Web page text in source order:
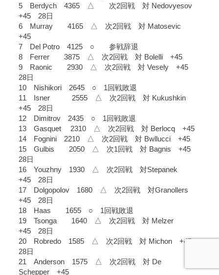
5 Berdych 4365 △ 次2回戦 対 Nedovyesov
+45 28日
6 Murray 4165 △ 次2回戦 対 Matosevic
+45
7 Del Potro 4125 ○ 参戦辞退
8 Ferrer 3875 △ 次2回戦 対 Bolelli +45
9 Raonic 2930 △ 次2回戦 対 Vesely +45
28日
10 Nishikori 2645 ○ 1回戦敗退
11 Isner 2555 △ 次2回戦 対 Kukushkin
+45 28日
12 Dimitrov 2435 ○ 1回戦敗退
13 Gasquet 2310 △ 次2回戦 対 Berlocq +45
14 Fognini 2210 △ 次2回戦 対 Bwllucci +45
15 Gulbis 2050 △ 次1回戦 対 Bagnis +45
28日
16 Youzhny 1930 △ 次2回戦 対Stepanek
+45 28日
17 Dolgopolov 1680 △ 次2回戦 対Granollers
+45 28日
18 Haas 1655 ○ 1回戦敗退
19 Tsonga 1640 △ 次2回戦 対 Melzer
+45 28日
20 Robredo 1585 △ 次2回戦 対 Michon +45
28日
21 Anderson 1575 △ 次2回戦 対 De
Schepper +45